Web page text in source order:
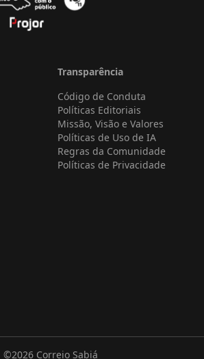
Transparência
Código de Conduta
Políticas Editoriais
Missão, Visão e Valores
Políticas de Uso de IA
Regras da Comunidade
Políticas de Privacidade
©2026 Correio Sabiá